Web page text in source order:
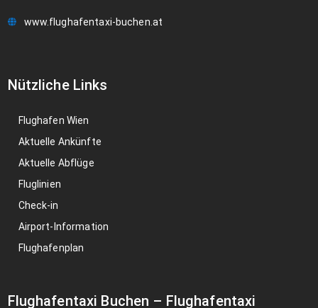
www.flughafentaxi-buchen.at
Nützliche Links
Flughafen Wien
Aktuelle Ankünfte
Aktuelle Abflüge
Fluglinien
Check-in
Airport-Information
Flughafenplan
Flughafentaxi Buchen – Flughafentaxi